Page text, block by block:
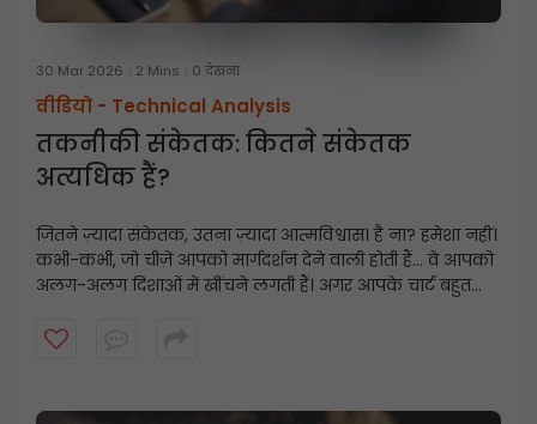
30 Mar 2026 2 Mins 0 देखना
वीडियो - Technical Analysis
तकनीकी संकेतक: कितने संकेतक
अत्यधिक हैं?
जितने ज़्यादा संकेतक, उतना ज़्यादा आत्मविश्वास। है ना? हमेशा नहीं।
कभी-कभी, जो चीज़ें आपको मार्गदर्शन देने वाली होती हैं... वे आपको
अलग-अलग दिशाओं में खींचने लगती हैं। अगर आपके चार्ट बहुत
यह वीडियो देखें जो आपके नज़रिए को बदल सकता है।